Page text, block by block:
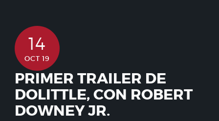
14
OCT 19
PRIMER TRAILER DE
DOLITTLE, CON ROBERT
DOWNEY JR.